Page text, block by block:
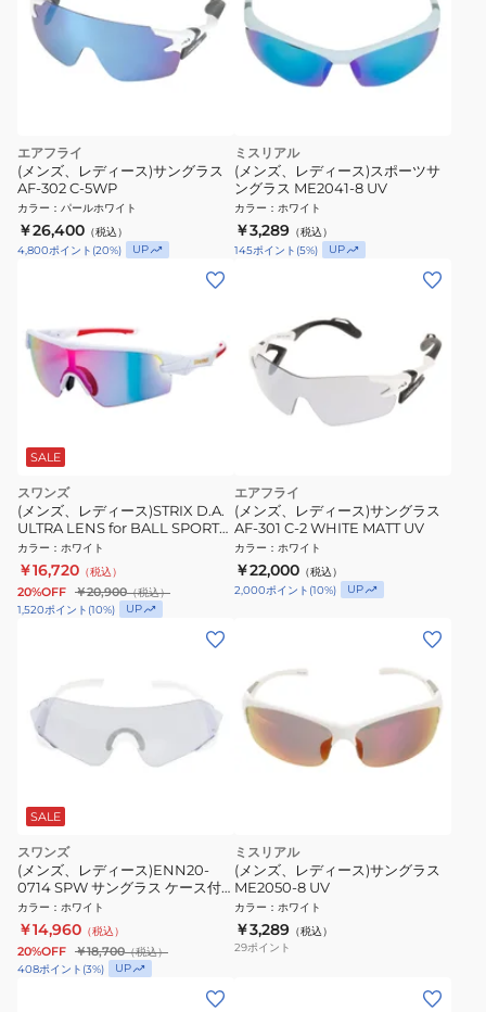
エアフライ
(メンズ、レディース)サングラス
AF-302 C-5WP
カラー ： パールホワイト
￥26,400 （税込）
4,800ポイント (20%) UP
ミスリアル
(メンズ、レディース)スポーツサ
ングラス ME2041-8 UV
カラー ： ホワイト
￥3,289 （税込）
145ポイント (5%) UP
SALE
スワンズ
(メンズ、レディース)STRIX D.A.
ULTRA LENS for BALL SPORTS
モデル STX DA-3516 MAW サン
グラス UV
カラー ： ホワイト
￥16,720 （税込）
20%OFF ￥20,900（税込）
1,520ポイント (10%) UP
エアフライ
(メンズ、レディース)サングラス
AF-301 C-2 WHITE MATT UV
カラー ： ホワイト
￥22,000 （税込）
2,000ポイント (10%) UP
SALE
スワンズ
(メンズ、レディース)ENN20-
0714 SPW サングラス ケース付
UV
カラー ： ホワイト
￥14,960 （税込）
20%OFF ￥18,700（税込）
408ポイント (3%) UP
ミスリアル
(メンズ、レディース)サングラス
ME2050-8 UV
カラー ： ホワイト
￥3,289 （税込）
29ポイント